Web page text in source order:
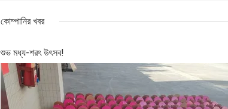
কোম্পানির খবর
শুভ মধ্য-শরৎ উৎসব!